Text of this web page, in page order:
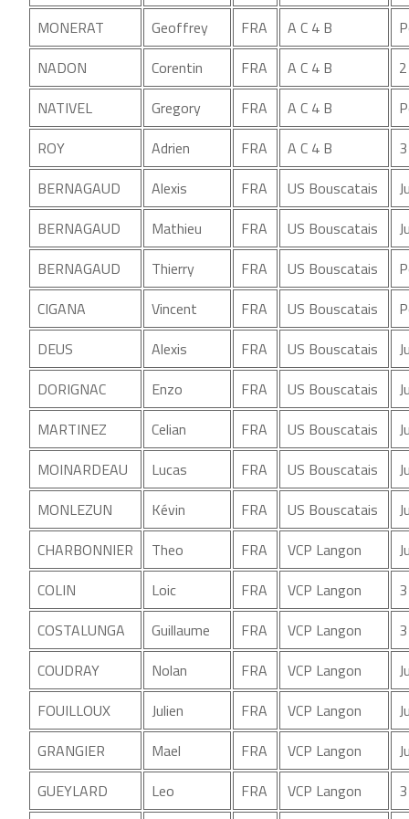
MONERAT Geoffrey FRA A C 4 B
NADON
Corentin FRA A C 4 B
NATIVEL
Gregory FRA A C 4 B
ROY
Adrien FRA A C 4 B
BERNAGAUD
Alexis FRA US Bouscatais
BERNAGAUD
Mathieu FRA US Bouscatais
BERNAGAUD
Thierry FRA US Bouscatais
CIGANA
Vincent FRA US Bouscatais
DEUS
Alexis FRA US Bouscatais
DORIGNAC
Enzo FRA US Bouscatais
MARTINEZ
Celian FRA US Bouscatais
MOINARDEAU
Lucas FRA US Bouscatais
MONLEZUN
Kévin FRA US Bouscatais
CHARBONNIER
Theo FRA VCP Langon
COLIN
Loic FRA VCP Langon
COSTALUNGA
Guillaume FRA VCP Langon
COUDRAY
Nolan FRA VCP Langon
FOUILLOUX
Julien FRA VCP Langon
GRANGIER
Mael FRA VCP Langon
GUEYLARD
Leo FRA VCP Langon